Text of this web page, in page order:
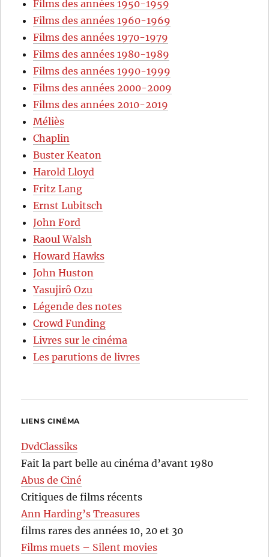
Films des années 1950-1959
Films des années 1960-1969
Films des années 1970-1979
Films des années 1980-1989
Films des années 1990-1999
Films des années 2000-2009
Films des années 2010-2019
Méliès
Chaplin
Buster Keaton
Harold Lloyd
Fritz Lang
Ernst Lubitsch
John Ford
Raoul Walsh
Howard Hawks
John Huston
Yasujirô Ozu
Légende des notes
Crowd Funding
Livres sur le cinéma
Les parutions de livres
LIENS CINÉMA
DvdClassiks
Fait la part belle au cinéma d’avant 1980
Abus de Ciné
Critiques de films récents
Ann Harding’s Treasures
films rares des années 10, 20 et 30
Films muets – Silent movies